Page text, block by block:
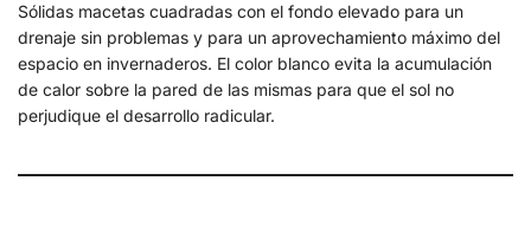
Sólidas macetas cuadradas con el fondo elevado para un
drenaje sin problemas y para un aprovechamiento máximo del
espacio en invernaderos. El color blanco evita la acumulación
de calor sobre la pared de las mismas para que el sol no
perjudique el desarrollo radicular.